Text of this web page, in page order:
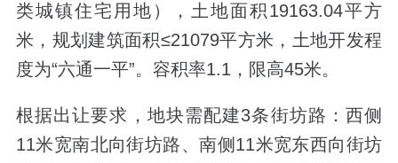
类城镇住宅用地），土地面积19163.04平方
米，规划建筑面积≤21079平方米，土地开发程
度为“六通一平”。容积率1.1，限高45米。
根据出让要求，地块需配建3条街坊路：西侧
11米宽南北向街坊路、南侧11米宽东西向街坊